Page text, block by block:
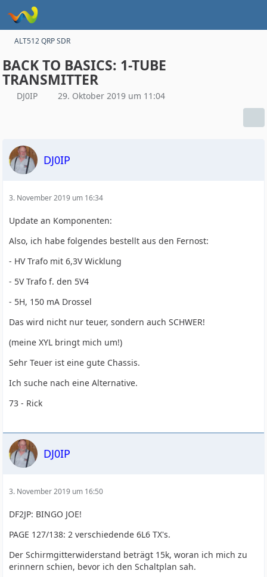
ALT512 QRP SDR
BACK TO BASICS: 1-TUBE
TRANSMITTER
DJ0IP 29. Oktober 2019 um 11:04
DJ0IP
3. November 2019 um 16:34
Update an Komponenten:
Also, ich habe folgendes bestellt aus den Fernost:
- HV Trafo mit 6,3V Wicklung
- 5V Trafo f. den 5V4
- 5H, 150 mA Drossel
Das wird nicht nur teuer, sondern auch SCHWER!
(meine XYL bringt mich um!)
Sehr Teuer ist eine gute Chassis.
Ich suche nach eine Alternative.
73 - Rick
DJ0IP
3. November 2019 um 16:50
DF2JP: BINGO JOE!
PAGE 127/138: 2 verschiedende 6L6 TX's.
Der Schirmgitterwiderstand beträgt 15k, woran ich mich zu
erinnern schien, bevor ich den Schaltplan sah.